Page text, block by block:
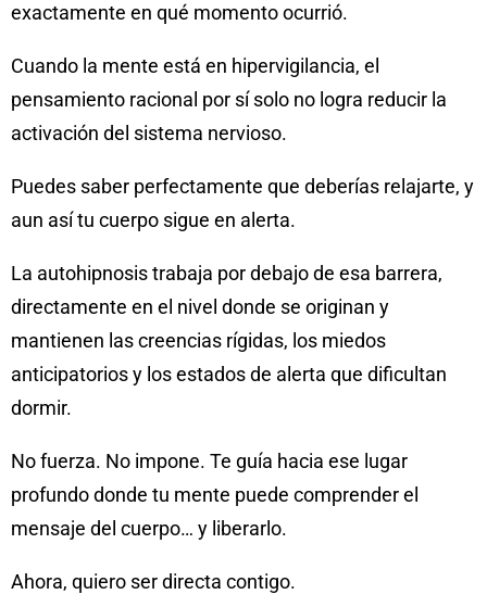
exactamente en qué momento ocurrió.
Cuando la mente está en hipervigilancia, el
pensamiento racional por sí solo no logra reducir la
activación del sistema nervioso.
Puedes saber perfectamente que deberías relajarte, y
aun así tu cuerpo sigue en alerta.
La autohipnosis trabaja por debajo de esa barrera,
directamente en el nivel donde se originan y
mantienen las creencias rígidas, los miedos
anticipatorios y los estados de alerta que dificultan
dormir.
No fuerza. No impone. Te guía hacia ese lugar
profundo donde tu mente puede comprender el
mensaje del cuerpo… y liberarlo.
Ahora, quiero ser directa contigo.